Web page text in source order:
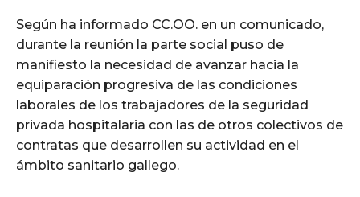
Según ha informado CC.OO. en un comunicado,
durante la reunión la parte social puso de
manifiesto la necesidad de avanzar hacia la
equiparación progresiva de las condiciones
laborales de los trabajadores de la seguridad
privada hospitalaria con las de otros colectivos de
contratas que desarrollen su actividad en el
ámbito sanitario gallego.